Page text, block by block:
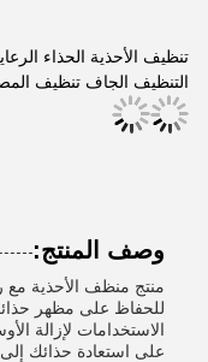
تنظيف الأحذية الحذاء
التنظيف الجاف تنظيف
وصف المنتج:
للحفاظ على مظهر
الاستخدامات لإزالة
على استعادة حذائك إلى